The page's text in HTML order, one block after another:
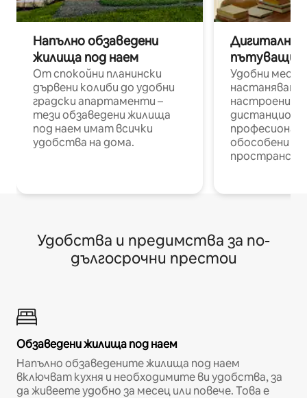
Напълно обзаведени
жилища под наем
От спокойни планински
дървени колиби до удобни
градски апартаменти –
тези обзаведени жилища
под наем имат всички
удобства на дома.
Дигитални
пътуващи
Удобни
настаняване
настроени и
обособени
Удобства и предимства за по-
дългосрочни престои
Обзаведени жилища под наем
Напълно обзаведените жилища под наем
включват кухня и необходимите ви удобства, за
да живеете удобно за месец или повече. Това е